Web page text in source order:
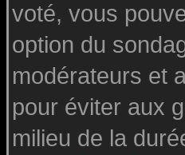
voté, vous
option du
modérateurs et
pour éviter aux
milieu de la